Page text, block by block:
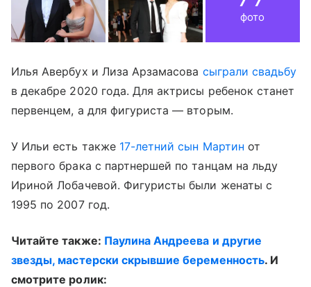
фото
Илья Авербух и Лиза Арзамасова сыграли свадьбу
в декабре 2020 года. Для актрисы ребенок станет
первенцем, а для фигуриста — вторым.
У Ильи есть также 17-летний сын Мартин от
первого брака с партнершей по танцам на льду
Ириной Лобачевой. Фигуристы были женаты с
1995 по 2007 год.
Читайте также: Паулина Андреева и другие
звезды, мастерски скрывшие беременность. И
смотрите ролик: